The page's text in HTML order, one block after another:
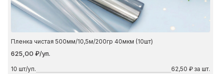
Пленка чистая 500мм/10,5м/200гр 40мкм (10шт)
625,00 ₽/уп.
10 шт/уп. 62,50 ₽ за шт.